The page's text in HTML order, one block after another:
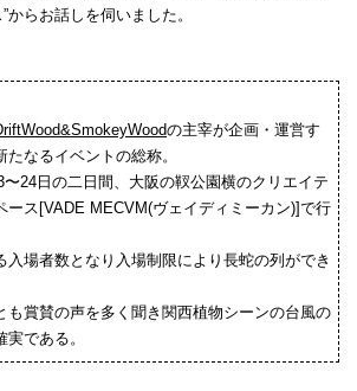
からお話しを伺いました。
の主宰が企画・運営す
なるイベントの総称。
24日の二日間、大阪の靫公園横のクリエイテ
ース[VADE MECVM(ヴェイディミーカン)]で行
入場者数となり入場制限により長蛇の列ができ
も賞賛の声を多く聞き関西植物シーンの台風の
である。